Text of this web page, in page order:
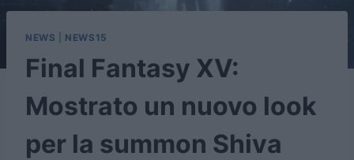
NEWS NEWS15
Final Fantasy XV:
Mostrato un nuovo look
per la summon Shiva